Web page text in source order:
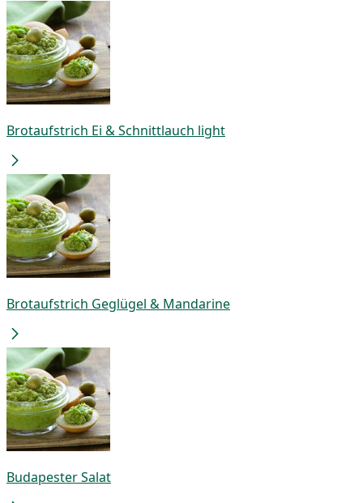
Brotaufstrich Ei & Schnittlauch light
Brotaufstrich Geglügel & Mandarine
Budapester Salat